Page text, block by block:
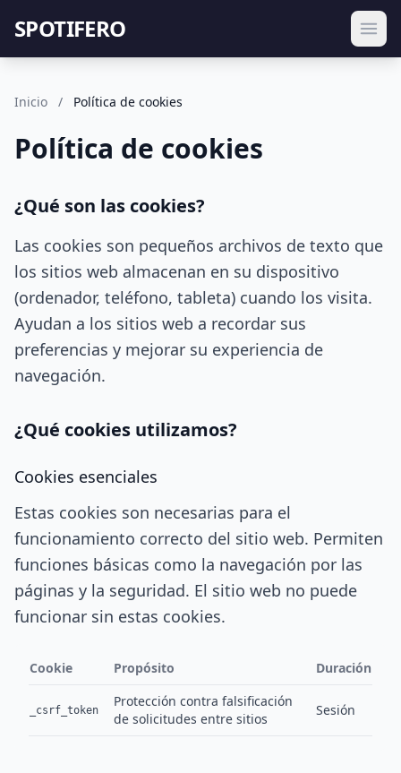
SPOTIFERO
Inicio / Política de cookies
Política de cookies
¿Qué son las cookies?
Las cookies son pequeños archivos de texto que
los sitios web almacenan en su dispositivo
(ordenador, teléfono, tableta) cuando los visita.
Ayudan a los sitios web a recordar sus
preferencias y mejorar su experiencia de
navegación.
¿Qué cookies utilizamos?
Cookies esenciales
Estas cookies son necesarias para el
funcionamiento correcto del sitio web. Permiten
funciones básicas como la navegación por las
páginas y la seguridad. El sitio web no puede
funcionar sin estas cookies.
Cookie Propósito Duración
_csrf_token
Protección contra falsificación
de solicitudes entre sitios
Sesión